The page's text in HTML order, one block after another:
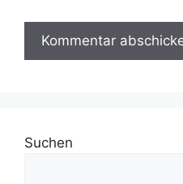
Suchen